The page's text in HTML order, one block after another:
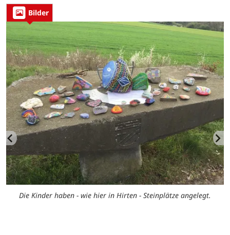
Bilder
Die Kinder haben - wie hier in Hirten - Steinplätze angelegt.